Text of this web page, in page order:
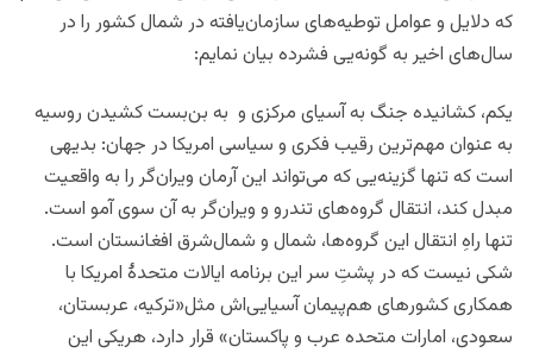
که دلایل و عوامل توطیه‌های سازمان‌یافته در شمال کشور را در
سال‌های اخیر به گونه‌یی فشرده بیان نمایم:
یکم، کشانیده جنگ به آسیای مرکزی و به بن‌‎بست کشیدن روسیه
به عنوان مهم‌ترین رقیب فکری و سیاسی امریکا در جهان: بدیهی
است که تنها گزینه‌یی که می‌تواند این آرمان ویران‌گر را به واقعیت
مبدل کند، انتقال گروه‌های تندرو و ویران‌گر به آن سوی آمو است.
تنها راهِ انتقال این گروه‌ها، شمال و شمال‌شرق افغانستان است.
شکی نیست که در پشتِ سر این برنامه ایالات متحدۀ امریکا با
همکاری کشورهای هم‌پیمان آسیایی‌اش مثل«ترکیه، عربستان،
سعودی، امارات متحده عرب و پاکستان» قرار دارد، هریکی این